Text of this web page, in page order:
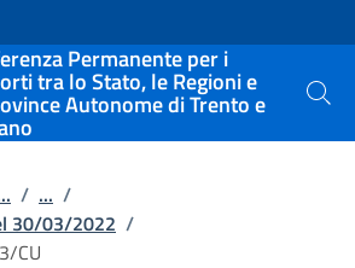
Permanente per i
tra lo Stato, le Regioni e
Autonome di Trento e Cerca
/ ... /
30/03/2022 /
CU